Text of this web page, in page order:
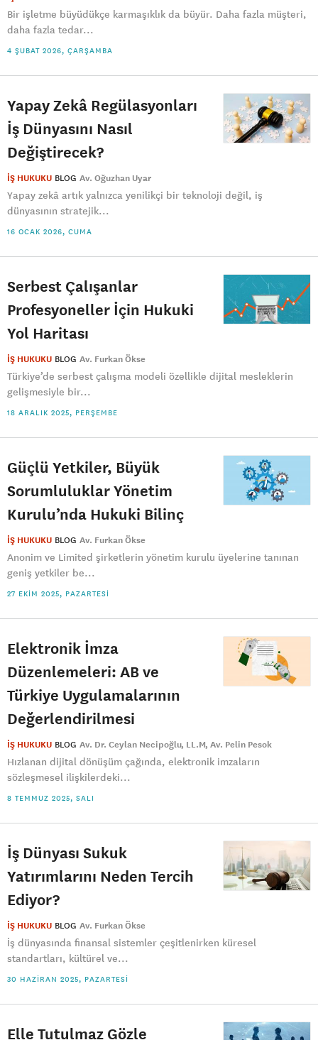
Bir işletme büyüdükçe karmaşıklık da büyür. Daha fazla müşteri,
daha fazla tedar...
4 ŞUBAT 2026, ÇARŞAMBA
Yapay Zekâ Regülasyonları
İş Dünyasını Nasıl
Değiştirecek?
İŞ HUKUKU BLOG Av. Oğuzhan Uyar
Yapay zekâ artık yalnızca yenilikçi bir teknoloji değil, iş
dünyasının stratejik...
16 OCAK 2026, CUMA
Serbest Çalışanlar
Profesyoneller İçin Hukuki
Yol Haritası
İŞ HUKUKU BLOG Av. Furkan Ökse
Türkiye’de serbest çalışma modeli özellikle dijital mesleklerin
gelişmesiyle bir...
18 ARALIK 2025, PERŞEMBE
Güçlü Yetkiler, Büyük
Sorumluluklar Yönetim
Kurulu’nda Hukuki Bilinç
İŞ HUKUKU BLOG Av. Furkan Ökse
Anonim ve Limited şirketlerin yönetim kurulu üyelerine tanınan
geniş yetkiler be...
27 EKIM 2025, PAZARTESI
Elektronik İmza
Düzenlemeleri: AB ve
Türkiye Uygulamalarının
Değerlendirilmesi
İŞ HUKUKU BLOG Av. Dr. Ceylan Necipoğlu LL.M Av. Pelin Pesok
Hızlanan dijital dönüşüm çağında, elektronik imzaların
sözleşmesel ilişkilerdeki...
8 TEMMUZ 2025, SALI
İş Dünyası Sukuk
Yatırımlarını Neden Tercih
Ediyor?
İŞ HUKUKU BLOG Av. Furkan Ökse
İş dünyasında finansal sistemler çeşitlenirken küresel
standartları, kültürel ve...
30 HAZIRAN 2025, PAZARTESI
Elle Tutulmaz Gözle